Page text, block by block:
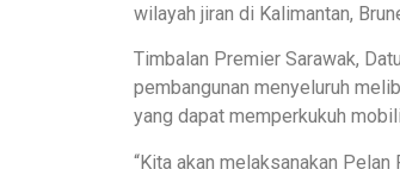
wilayah jiran di Kalimantan,
Timbalan Premier Sarawak,
pembangunan menyeluruh
yang dapat memperkukuh
“Kita akan melaksanakan